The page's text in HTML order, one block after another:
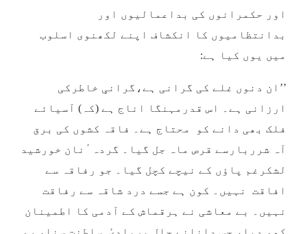
اور حکمرانوں کی بداعمالیوں اور
بدانتظامیوں کا انکشاف اپنے لکھنوی اسلوب
میں یوں کیا ہے:
’’ان دنوں غلے کی گرانی ہے،گرانیِ خاطرکی
ارزانی ہے۔ اس قدرمہنگا اناج ہے (کہ) آسیائے
فلک بھی دانے کو محتاج ہے۔ فاقہ کشوں کی برق
آہ شرربارسے قرص ماہ جل گیا۔ گردہ ٔنان خورشید
لشکرغم پاؤں کے نیچے کچل گیا۔ جو رفاقہ سے
افاقت نہیں۔ کون ہے جسے درد شاقہ سے رفاقت
نہیں۔ بے معاشی نے ہرقماش کے آدمی کا اطمینان
کھو دیا، جس دانانے حال بربادیٔ سلطنت سنا، رو